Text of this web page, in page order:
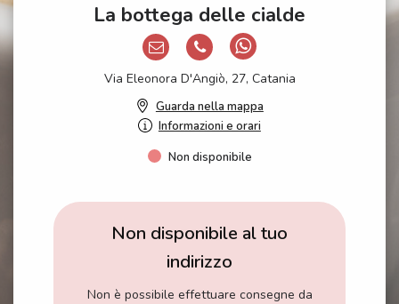
La bottega delle cialde
Via Eleonora D'Angiò, 27, Catania
Guarda nella mappa
Informazioni e orari
Non disponibile
Non disponibile al tuo
indirizzo
Non è possibile effettuare consegne da